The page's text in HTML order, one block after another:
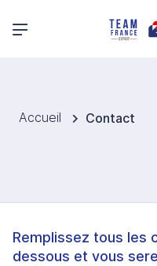
Menu principal
Accueil Contact
Remplissez tous les
dessous et vous